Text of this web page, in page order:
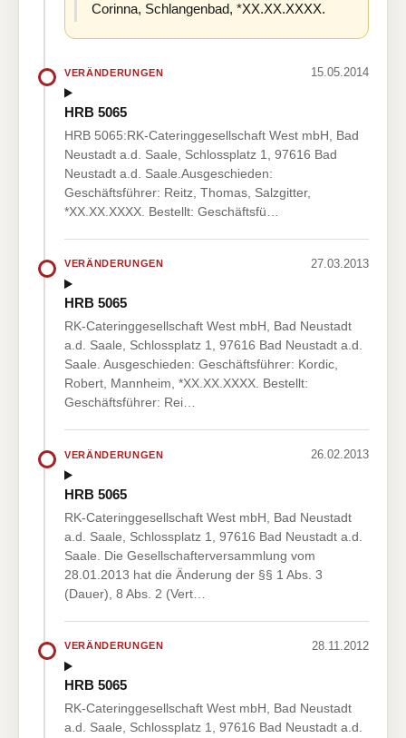
Corinna, Schlangenbad, *XX.XX.XXXX.
VERÄNDERUNGEN 15.05.2014
HRB 5065
HRB 5065:RK-Cateringgesellschaft West mbH, Bad
Neustadt a.d. Saale, Schlossplatz 1, 97616 Bad
Neustadt a.d. Saale.Ausgeschieden:
Geschäftsführer: Reitz, Thomas, Salzgitter,
*XX.XX.XXXX. Bestellt: Geschäftsfü…
VERÄNDERUNGEN 27.03.2013
HRB 5065
RK-Cateringgesellschaft West mbH, Bad Neustadt
a.d. Saale, Schlossplatz 1, 97616 Bad Neustadt a.d.
Saale. Ausgeschieden: Geschäftsführer: Kordic,
Robert, Mannheim, *XX.XX.XXXX. Bestellt:
Geschäftsführer: Rei…
VERÄNDERUNGEN 26.02.2013
HRB 5065
RK-Cateringgesellschaft West mbH, Bad Neustadt
a.d. Saale, Schlossplatz 1, 97616 Bad Neustadt a.d.
Saale. Die Gesellschafterversammlung vom
28.01.2013 hat die Änderung der §§ 1 Abs. 3
(Dauer), 8 Abs. 2 (Vert…
VERÄNDERUNGEN 28.11.2012
HRB 5065
RK-Cateringgesellschaft West mbH, Bad Neustadt
a.d. Saale, Schlossplatz 1, 97616 Bad Neustadt a.d.